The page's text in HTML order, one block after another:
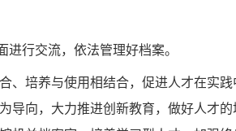
行交流，依法管理好档案。
培养与使用相结合，促进人才在实践
导向，大力推进创新教育，做好人才